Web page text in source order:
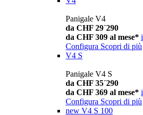
Panigale V4
da CHF 29´290
da CHF 309 al mese* i
Configura Scopri di più
V4 S
Panigale V4 S
da CHF 35´290
da CHF 369 al mese* i
Configura Scopri di più
new V4 S 100